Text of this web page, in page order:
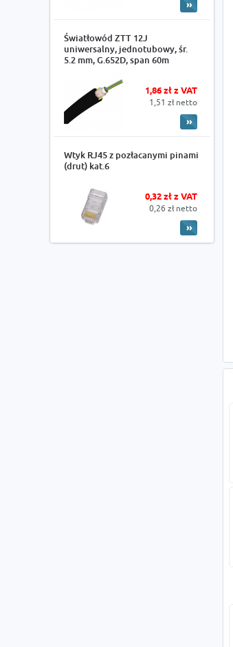
Światłowód ZTT 12J
uniwersalny, jednotubowy, śr.
5.2 mm, G.652D, span 60m
1,86 zł z VAT
1,51 zł netto
Wtyk RJ45 z pozłacanymi pinami
(drut) kat.6
0,32 zł z VAT
0,26 zł netto